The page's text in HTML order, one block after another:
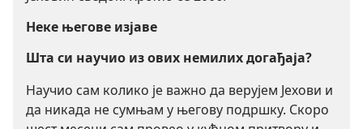
Неке његове изјаве
Шта си научио из ових немилих догађаја?
Научио сам колико је важно да верујем Јехови и
да никада не сумњам у његову подршку. Скоро